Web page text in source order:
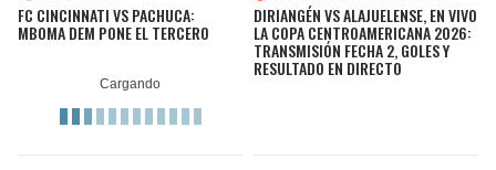
FC CINCINNATI VS PACHUCA:
MBOMA DEM PONE EL TERCERO
DIRIANGÉN VS ALAJUELENSE, EN VIVO
LA COPA CENTROAMERICANA 2026:
TRANSMISIÓN FECHA 2, GOLES Y
RESULTADO EN DIRECTO